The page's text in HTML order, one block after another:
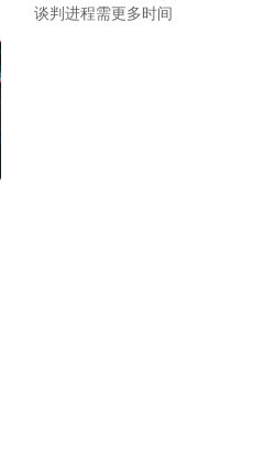
谈判进程需更多时间